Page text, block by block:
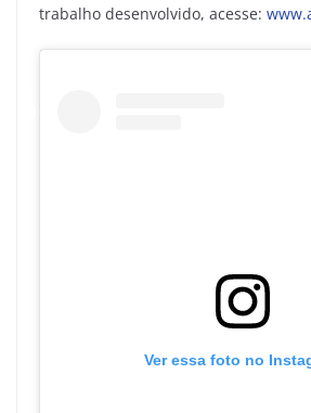
trabalho desenvolvido, acesse:
Ver essa foto no